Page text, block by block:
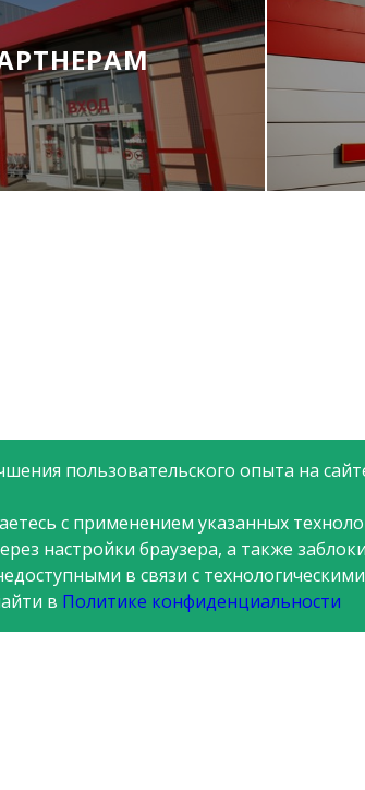
пользовательского опыта на
с применением указанных
настройки браузера, а также
в связи с
в Политике конфиденциальности